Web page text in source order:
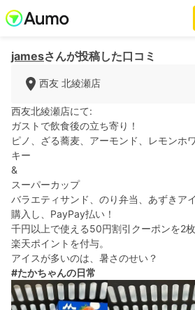
jamesさんが投稿した口コミ
西友 北綾瀬店
西友北綾瀬店にて:
ガストで飲食後の立ち寄り！
ピノ、ざる蕎麦、アーモンド、レモンホ
キー
&
スーパーカップ
バラエティサンド、のり弁当、あずきア
購入し、PayPay払い！
千円以上で使える50円割引クーポンを2枚
楽天ポイントを付与。
アイスが多いのは、暑さのせい？
#たかちゃんの日常